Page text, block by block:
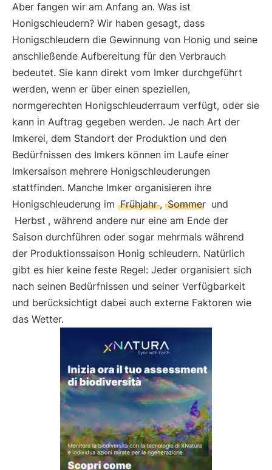
Aber fangen wir am Anfang an. Was ist
Honigschleudern? Wir haben gesagt, dass
Honigschleudern die Gewinnung von Honig und seine
anschließende Aufbereitung für den Verbrauch
bedeutet. Sie kann direkt vom Imker durchgeführt
werden, wenn er über einen speziellen,
normgerechten Honigschleuderraum verfügt, oder sie
kann in Auftrag gegeben werden. Je nach Art der
Imkerei, dem Standort der Produktion und den
Bedürfnissen des Imkers können im Laufe einer
Imkersaison mehrere Honigschleuderungen
stattfinden. Manche Imker organisieren ihre
Honigschleuderung im Frühjahr , Sommer und
Herbst , während andere nur eine am Ende der
Saison durchführen oder sogar mehrmals während
der Produktionssaison Honig schleudern. Natürlich
gibt es hier keine feste Regel: Jeder organisiert sich
nach seinen Bedürfnissen und seiner Verfügbarkeit
und berücksichtigt dabei auch externe Faktoren wie
das Wetter.